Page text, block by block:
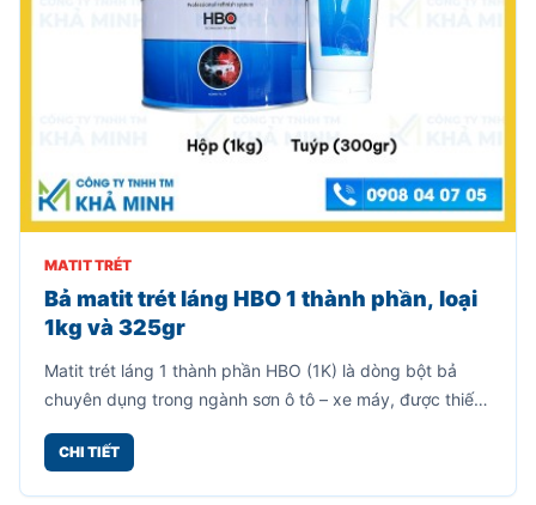
MATIT TRÉT
Bả matit trét láng HBO 1 thành phần, loại
1kg và 325gr
Matit trét láng 1 thành phần HBO (1K) là dòng bột bả
chuyên dụng trong ngành sơn ô tô – xe máy, được thiết
kế để làm mịn bề mặt, che khuyết điểm nhỏ trước khi
sơn phủ hoàn thiện.
CHI TIẾT